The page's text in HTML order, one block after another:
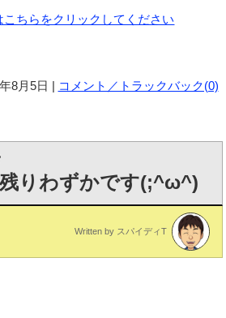
ちらをクリックしてください
8月5日 | コメント／トラックバック(0)
りわずかです(;^ω^)
Written by スパイディT